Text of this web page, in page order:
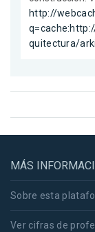
http://
quitectura/
MÁS
Sobre esta
Ver cifras de